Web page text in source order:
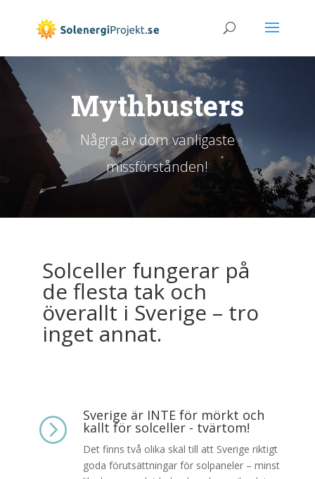
Mythbusters
Några av dom vanligaste
missförstånden!
Solceller fungerar på
de flesta tak och
överallt i Sverige – tro
inget annat.
= Sverige är INTE för mörkt och
kallt för solceller - tvärtom!
Det finns två olika skäl till att Sverige riktigt
goda förutsättningar för solpaneler – minst